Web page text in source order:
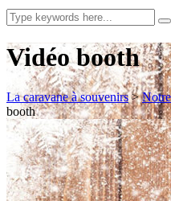
Vidéo booth
La caravane à souvenirs>
booth